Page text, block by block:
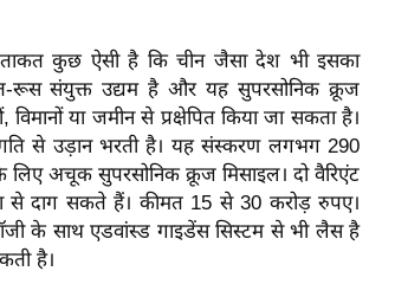
ताकत कुछ ऐसी है कि चीन जैसा देश भी इसका
रूस संयुक्त उद्यम है और यह सुपरसोनिक क्रूज
विमानों या जमीन से प्रक्षेपित किया जा सकता है।
से उड़ान भरती है। यह संस्करण लगभग 290
लिए अचूक सुपरसोनिक क्रूज मिसाइल। दो वैरिएंट
से दाग सकते हैं। कीमत 15 से 30 करोड़ रुपए।
के साथ एडवांस्‍ड गाइडेंस सिस्‍टम से भी लैस है
है।